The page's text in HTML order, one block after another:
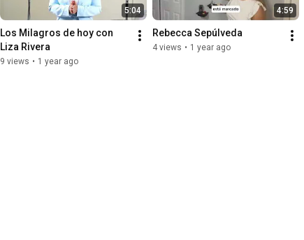
5:04
Los Milagros de hoy con
Liza Rivera
9 views • 1 year ago
4:59
Rebecca Sepúlveda
4 views • 1 year ago